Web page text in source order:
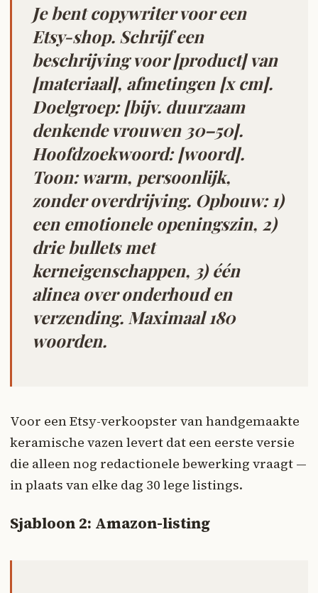
Je bent copywriter voor een
Etsy-shop. Schrijf een
beschrijving voor [product] van
[materiaal], afmetingen [x cm].
Doelgroep: [bijv. duurzaam
denkende vrouwen 30–50].
Hoofdzoekwoord: [woord].
Toon: warm, persoonlijk,
zonder overdrijving. Opbouw: 1)
een emotionele openingszin, 2)
drie bullets met
kerneigenschappen, 3) één
alinea over onderhoud en
verzending. Maximaal 180
woorden.
Voor een Etsy-verkoopster van handgemaakte
keramische vazen levert dat een eerste versie
die alleen nog redactionele bewerking vraagt —
in plaats van elke dag 30 lege listings.
Sjabloon 2: Amazon-listing